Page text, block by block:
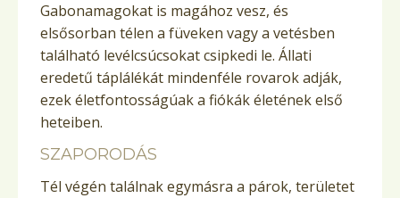
Gabonamagokat is magához vesz, és
elsősorban télen a füveken vagy a vetésben
található levélcsúcsokat csipkedi le. Állati
eredetű táplálékát mindenféle rovarok adják,
ezek életfontosságúak a fiókák életének első
heteiben.
SZAPORODÁS
Tél végén találnak egymásra a párok, területet